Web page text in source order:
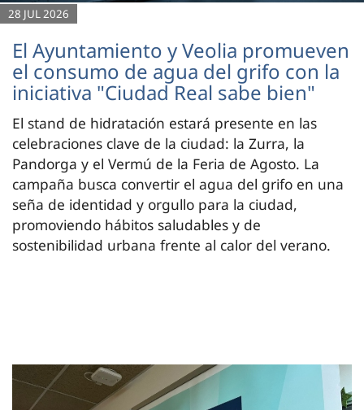
28 JUL 2026
El Ayuntamiento y Veolia promueven
el consumo de agua del grifo con la
iniciativa "Ciudad Real sabe bien"
El stand de hidratación estará presente en las
celebraciones clave de la ciudad: la Zurra, la
Pandorga y el Vermú de la Feria de Agosto. La
campaña busca convertir el agua del grifo en una
seña de identidad y orgullo para la ciudad,
promoviendo hábitos saludables y de
sostenibilidad urbana frente al calor del verano.